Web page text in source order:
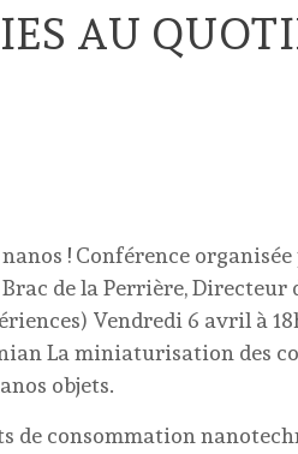
AU
! Conférence
de la Perrière, Directeur
Vendredi 6 avril à
La miniaturisation des
objets.
de consommation